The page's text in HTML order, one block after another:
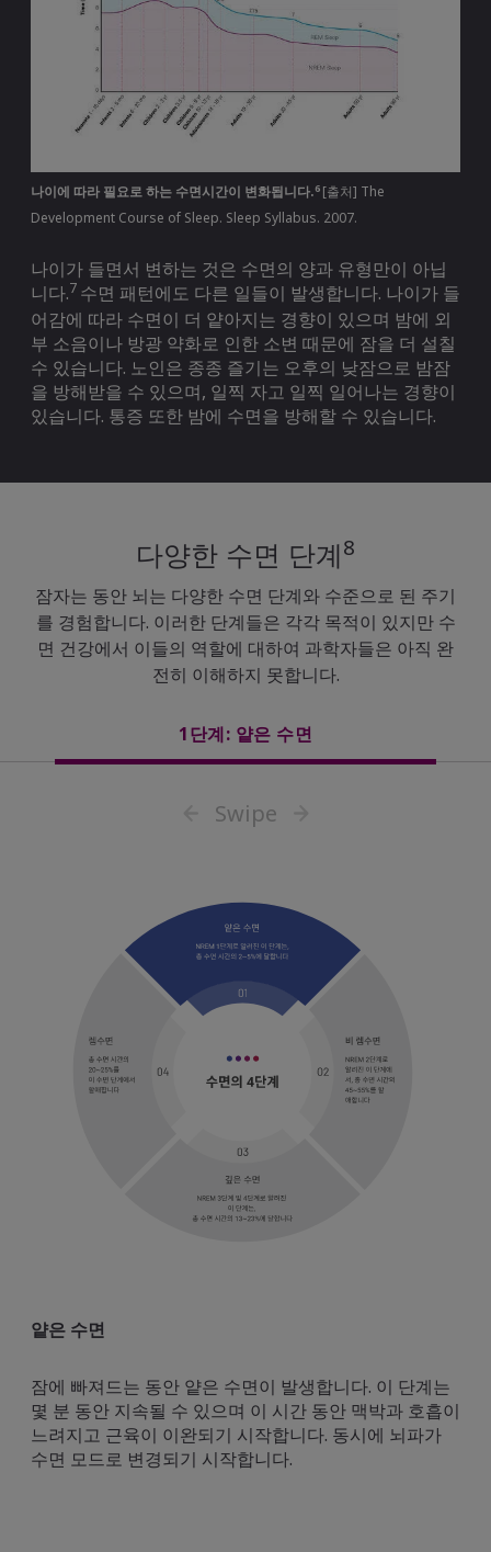
나이에 따라 필요로 하는 수면시간이 변화됩니다.6 [출처] The
Development Course of Sleep. Sleep Syllabus. 2007.
나이가 들면서 변하는 것은 수면의 양과 유형만이 아닙
니다.7 수면 패턴에도 다른 일들이 발생합니다. 나이가 들
어감에 따라 수면이 더 얕아지는 경향이 있으며 밤에 외
부 소음이나 방광 약화로 인한 소변 때문에 잠을 더 설칠
수 있습니다. 노인은 종종 즐기는 오후의 낮잠으로 밤잠
을 방해받을 수 있으며, 일찍 자고 일찍 일어나는 경향이
있습니다. 통증 또한 밤에 수면을 방해할 수 있습니다.
다양한 수면 단계8
잠자는 동안 뇌는 다양한 수면 단계와 수준으로 된 주기
를 경험합니다. 이러한 단계들은 각각 목적이 있지만 수
면 건강에서 이들의 역할에 대하여 과학자들은 아직 완
전히 이해하지 못합니다.
1단계: 얕은 수면
Swipe
얕은 수면
잠에 빠져드는 동안 얕은 수면이 발생합니다. 이 단계는
몇 분 동안 지속될 수 있으며 이 시간 동안 맥박과 호흡이
느려지고 근육이 이완되기 시작합니다. 동시에 뇌파가
수면 모드로 변경되기 시작합니다.